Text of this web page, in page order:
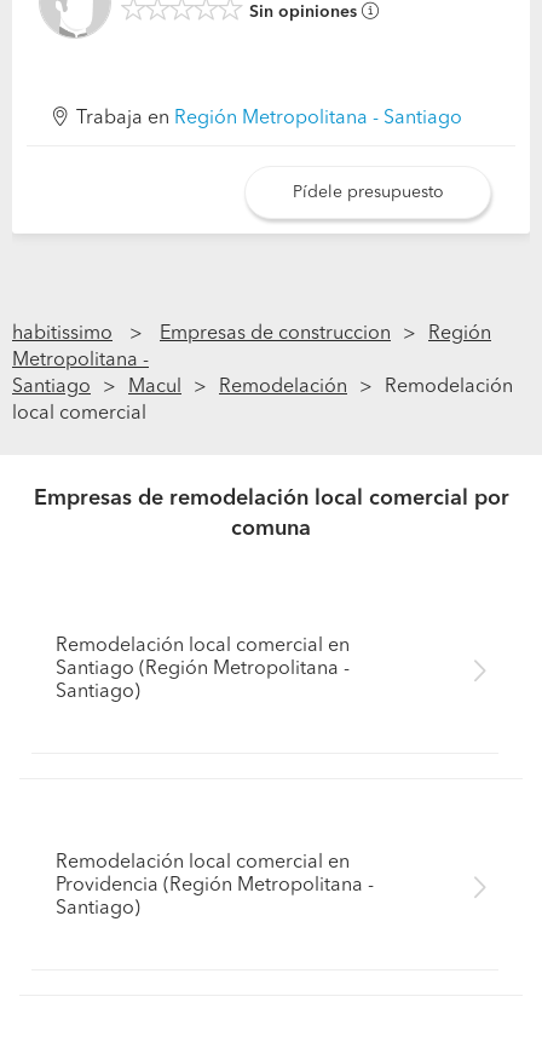
Sin opiniones
Trabaja en Región Metropolitana - Santiago
Pídele presupuesto
habitissimo Empresas de construccion
Región
Metropolitana -
Santiago
Macul Remodelación
Remodelación
local comercial
Empresas de remodelación local comercial por
comuna
Remodelación local comercial en
Santiago (Región Metropolitana -
Santiago)
Remodelación local comercial en
Providencia (Región Metropolitana -
Santiago)